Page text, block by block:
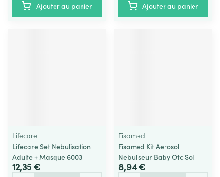
Ajouter au panier Ajouter au panier
Lifecare
Lifecare Set Nebulisation
Adulte + Masque 6003
12,35 €
Fisamed
Fisamed Kit Aerosol
Nebuliseur Baby Otc Sol
8,94 €